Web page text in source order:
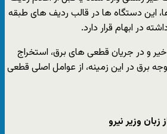
این دستگاه ها در قالب ردیف های طبقه
در ابهام قرار دارد.
و در جریان قطعی های برق، استخراج
برق در این زمینه، از عوامل اصلی قطعی
وزیر نیرو